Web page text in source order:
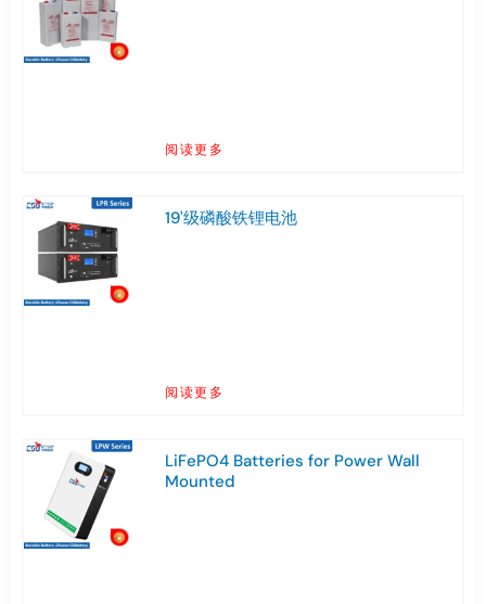
阅读更多
19'级磷酸铁锂电池
阅读更多
LiFePO4 Batteries for Power Wall
Mounted